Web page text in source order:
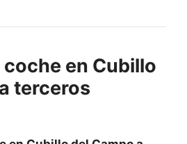
en Cubillo
terceros